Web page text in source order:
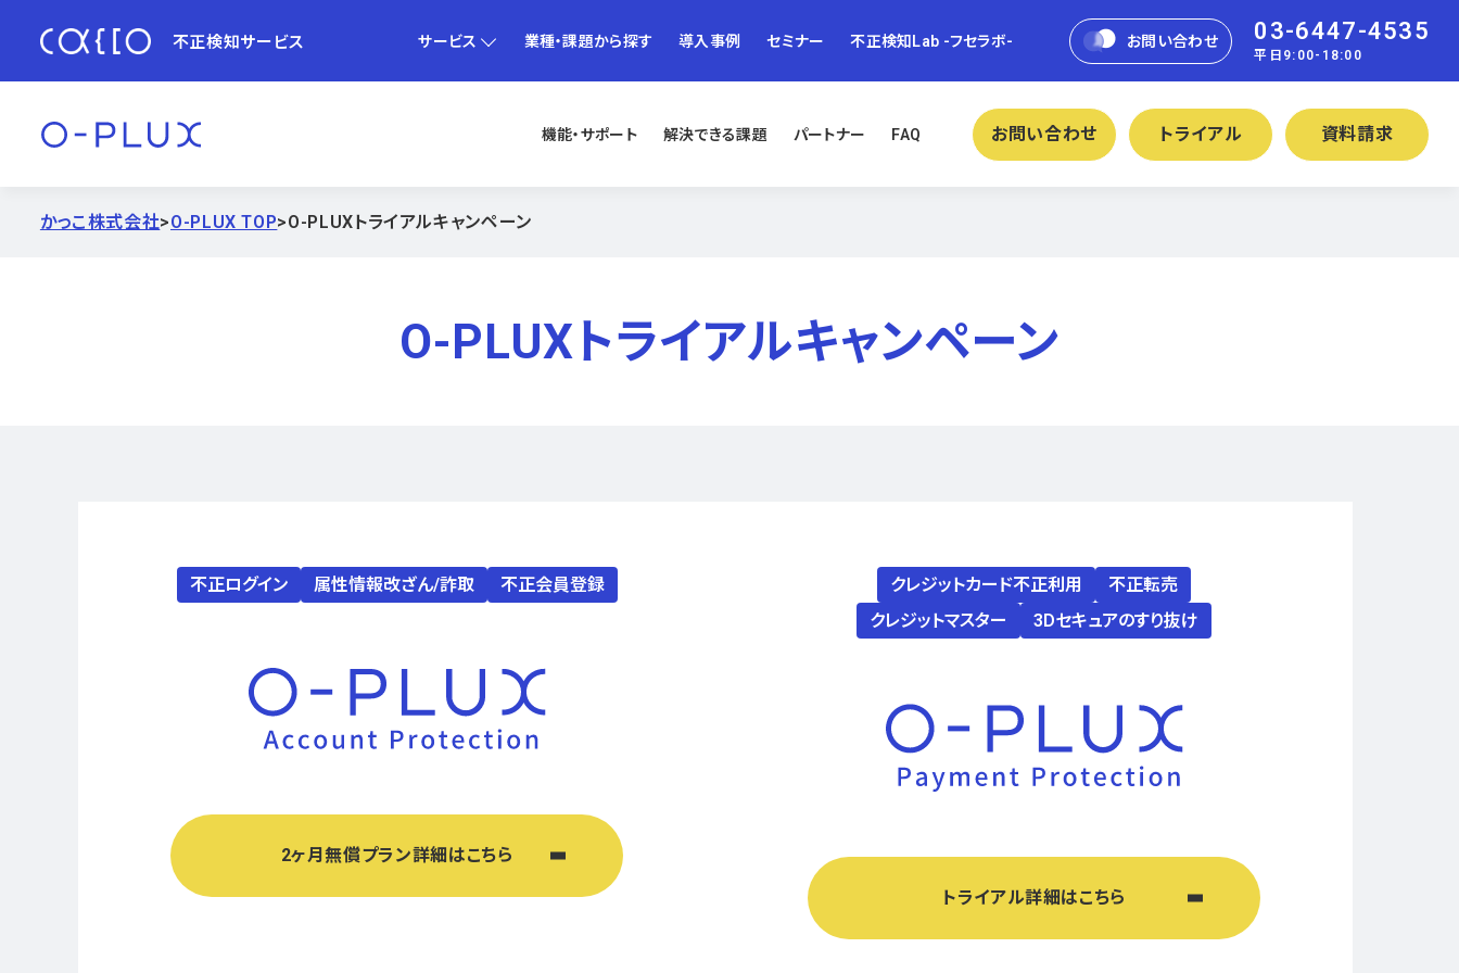
不正検知サービス サービス 業種・課題から探す 導入事例 セミナー 不正検知Lab -フセラボ- お問い合わせ 03-6447-4535
平日9:00-18:00
機能・サポート 解決できる課題 パートナー FAQ お問い合わせ トライアル 資料請求
かっこ株式会社>O-PLUX TOP>O-PLUXトライアルキャンペーン
O-PLUXトライアルキャンペーン
不正ログイン 属性情報改ざん/詐取 不正会員登録
2ヶ月無償プラン詳細はこちら
クレジットカード不正利用
不正転売
クレジットマスター
3Dセキュアのすり抜け
トライアル詳細はこちら